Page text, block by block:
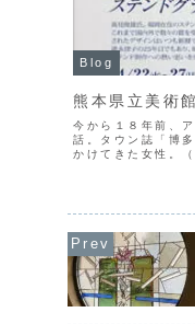
Blog
熊本県立美術
今から１８年前、
話。タウン誌「博
かけてきた女性。